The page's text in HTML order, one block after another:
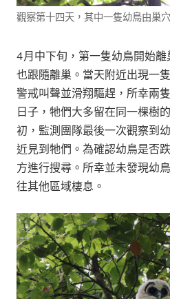
觀察第十四天，其中一隻幼鳥由巢
4月中下旬，第一隻幼鳥開始
也跟隨離巢。當天附近出現一
警戒叫聲並滑翔驅趕，所幸兩
日子，牠們大多留在同一棵樹
初，監測團隊最後一次觀察到
近見到牠們。為確認幼鳥是否
方進行搜尋。所幸並未發現幼
往其他區域棲息。